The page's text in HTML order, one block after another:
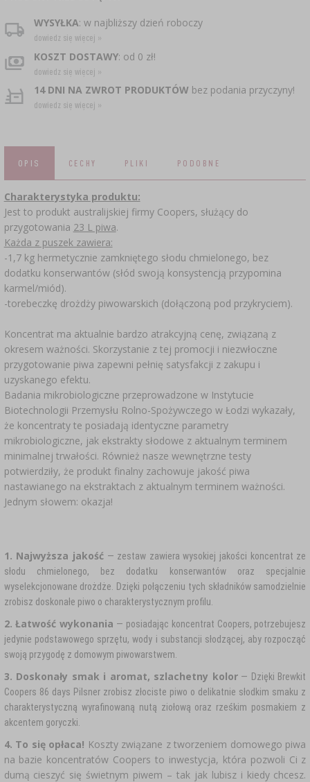
ZESTAWY SERWOWARSKIE
DEKORACJE CUKIERNICZE I PRODUKTY DO
PIECZENIA
›
MASZYNKI DO MIELENIA
PAKOWANIE PRÓŻNIOWE ›
NICI, SZNURKI, SIATKI
OSŁONKI
JELITA
PEKLE, MARYNATY I ZIOŁA ›
KULTURY BAKTERII
LITERATURA WĘDLINIARSTWO
AROMATY DYMU WĘDZARNICZEGO
DROŻDŻE WINIARSKIE
ŚRODKI DODATKOWE
FILTROWANIE
KORKOWANIE
AKCESORIA WINIARSKIE ›
BUTELKI ›
GĄSIORY ›
REGAŁY
AROMATYZACJA ›
BADANIA WINA
ETYKIETY
DODATKI AROMATYZUJĄCE I PRZYPRAWY
LITERATURA
WĘDZENIE I GRILLOWANIE
KULTURY BAKTERII
PRZYPRAWY
RURKI FERMENTACYJNE
AKCESORIA PIWOWARSKIE
KAPSLE
BUTELKI
BADANIA PIWA
KAMIONKA
SOKOWNIKI
SZYBKOWARY
SUSZARKI DO ŻYWNOŚCI
LEJKI
ETYKIETY
BUTELKI ›
BECZKI I KARAFKI
VYPITO
DROŻDŻE GORZELNICZE
WĘGIEL AKTYWNY
ETYKIETY
BADANIA ALKOHOLU
LITERATURA
GRILLOWANIE
PALENISKA
PAKOWANIE PRÓŻNIOWE
PRZECHOWYWANIE
MŁYNKI I MOŹDZIERZE
GADŻETY DOMOWE
MOTORYZACJA
WYSYŁKA: w najbliższy dzień roboczy
dowiedz się więcej »
KOSZT DOSTAWY: od 0 zł!
dowiedz się więcej »
14 DNI NA ZWROT PRODUKTÓWbez podania przyczyny!
dowiedz się więcej »
OPIS CECHY PLIKI PODOBNE
Charakterystyka produktu:
Jest to produkt australijskiej firmy Coopers, służący do
przygotowania 23 L piwa.
Każda z puszek zawiera:
-1,7 kg hermetycznie zamkniętego słodu chmielonego, bez
dodatku konserwantów (słód swoją konsystencją przypomina
karmel/miód).
-torebeczkę drożdży piwowarskich (dołączoną pod przykryciem).
Koncentrat ma aktualnie bardzo atrakcyjną cenę, związaną z
okresem ważności. Skorzystanie z tej promocji i niezwłoczne
przygotowanie piwa zapewni pełnię satysfakcji z zakupu i
uzyskanego efektu.
Badania mikrobiologiczne przeprowadzone w Instytucie
Biotechnologii Przemysłu Rolno-Spożywczego w Łodzi wykazały,
że koncentraty te posiadają identyczne parametry
mikrobiologiczne, jak ekstrakty słodowe z aktualnym terminem
minimalnej trwałości. Również nasze wewnętrzne testy
potwierdziły, że produkt finalny zachowuje jakość piwa
nastawianego na ekstraktach z aktualnym terminem ważności.
Jednym słowem: okazja!
1. Najwyższa jakość— zestaw zawiera wysokiej jakości koncentrat ze
słodu chmielonego, bez dodatku konserwantów oraz specjalnie
wyselekcjonowane drożdże. Dzięki połączeniu tych składników samodzielnie
zrobisz doskonałe piwo o charakterystycznym profilu.
2. Łatwość wykonania — posiadając koncentrat Coopers, potrzebujesz
jedynie podstawowego sprzętu, wody i substancji słodzącej, aby rozpocząć
swoją przygodę z domowym piwowarstwem.
3. Doskonały smak i aromat, szlachetny kolor— Dzięki Brewkit
Coopers 86 days Pilsner zrobisz złociste piwo o delikatnie słodkim smaku z
charakterystyczną wyrafinowaną nutą ziołową oraz rześkim posmakiem z
akcentem goryczki.
4. To się opłaca! Koszty związane z tworzeniem domowego piwa
na bazie koncentratów Coopers to inwestycja, która pozwoli Ci z
dumą cieszyć się świetnym piwem – tak jak lubisz i kiedy chcesz.